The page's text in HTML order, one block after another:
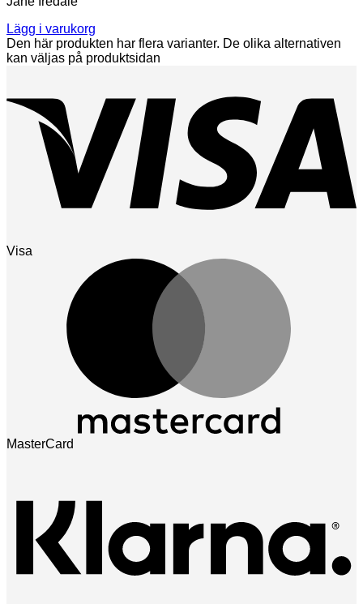
Lägg i varukorg
Den här produkten har flera varianter. De olika alternativen
kan väljas på produktsidan
Visa
MasterCard